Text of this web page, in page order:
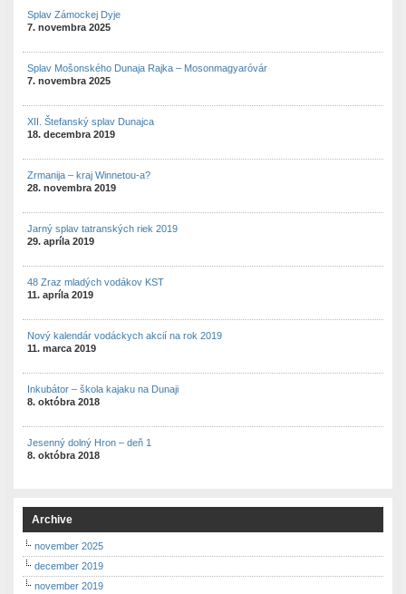
Splav Zámockej Dyje
7. novembra 2025
Splav Mošonského Dunaja Rajka – Mosonmagyaróvár
7. novembra 2025
XII. Štefanský splav Dunajca
18. decembra 2019
Zrmanija – kraj Winnetou-a?
28. novembra 2019
Jarný splav tatranských riek 2019
29. apríla 2019
48 Zraz mladých vodákov KST
11. apríla 2019
Nový kalendár vodáckych akcií na rok 2019
11. marca 2019
Inkubátor – škola kajaku na Dunaji
8. októbra 2018
Jesenný dolný Hron – deň 1
8. októbra 2018
Archive
november 2025
december 2019
november 2019